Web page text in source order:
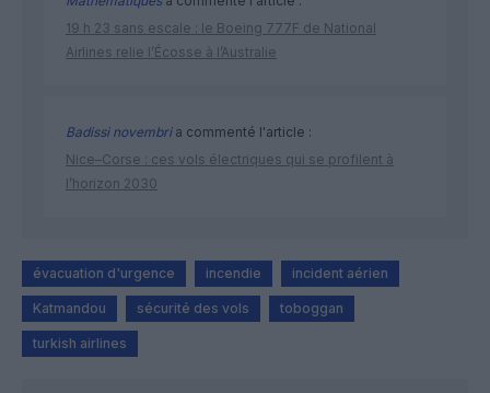
19 h 23 sans escale : le Boeing 777F de National
Airlines relie l’Écosse à l’Australie
Badissi novembria commenté l'article :
Nice–Corse : ces vols électriques qui se profilent à
l’horizon 2030
évacuation d'urgence incendie incident aérien
Katmandou sécurité des vols toboggan
turkish airlines